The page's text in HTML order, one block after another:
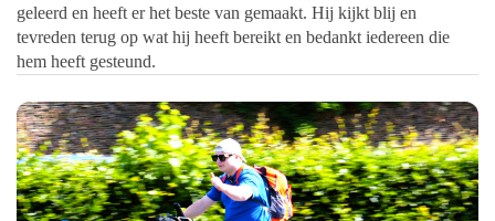
geleerd en heeft er het beste van gemaakt. Hij kijkt blij en
tevreden terug op wat hij heeft bereikt en bedankt iedereen die
hem heeft gesteund.